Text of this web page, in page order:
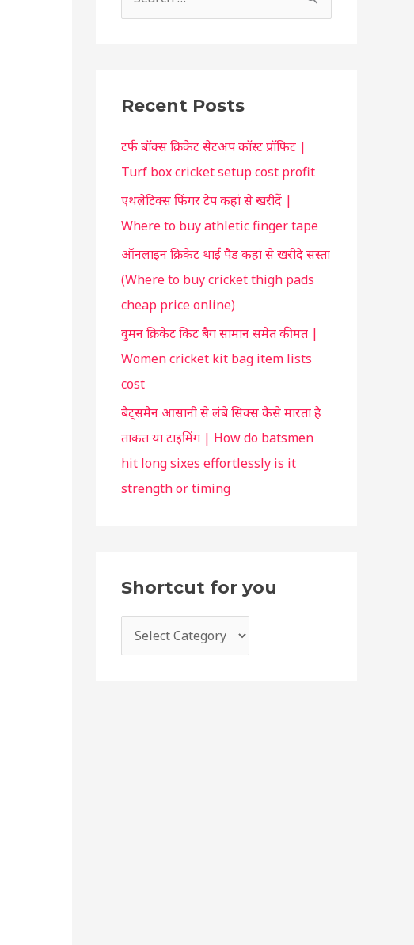
c
f
o
r
:
Recent Posts
टर्फ बॉक्स क्रिकेट सेटअप कॉस्ट प्रॉफिट |
Turf box cricket setup cost profit
एथलेटिक्स फिंगर टेप कहां से खरीदें |
Where to buy athletic finger tape
ऑनलाइन क्रिकेट थाई पैड कहां से खरीदे सस्ता
(Where to buy cricket thigh pads
cheap price online)
वुमन क्रिकेट किट बैग सामान समेत कीमत |
Women cricket kit bag item lists
cost
बैट्समैन आसानी से लंबे सिक्स कैसे मारता है
ताकत या टाइमिंग | How do batsmen
hit long sixes effortlessly is it
strength or timing
Shortcut for you
o
u
t
f
r